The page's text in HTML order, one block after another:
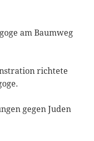
am Baumweg
richtete
gegen Juden